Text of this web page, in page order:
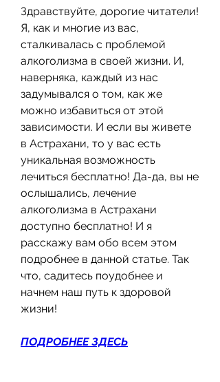
Здравствуйте, дорогие читатели!
Я, как и многие из вас,
сталкивалась с проблемой
алкоголизма в своей жизни. И,
наверняка, каждый из нас
задумывался о том, как же
можно избавиться от этой
зависимости. И если вы живете
в Астрахани, то у вас есть
уникальная возможность
лечиться бесплатно! Да-да, вы не
ослышались, лечение
алкоголизма в Астрахани
доступно бесплатно! И я
расскажу вам обо всем этом
подробнее в данной статье. Так
что, садитесь поудобнее и
начнем наш путь к здоровой
жизни!
ПОДРОБНЕЕ ЗДЕСЬ